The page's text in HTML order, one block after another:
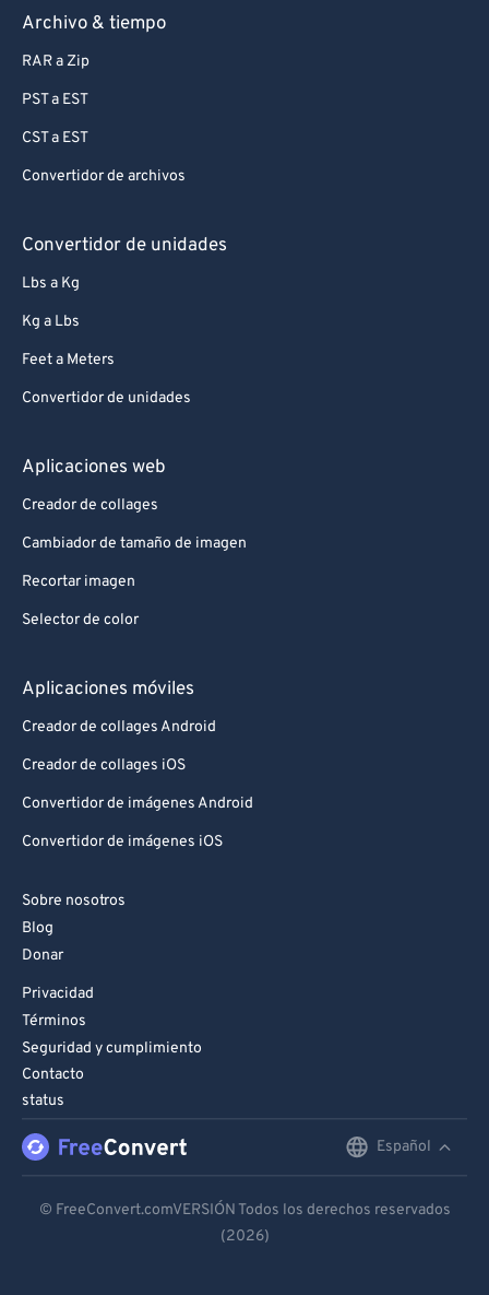
Archivo & tiempo
RAR a Zip
PST a EST
CST a EST
Convertidor de archivos
Convertidor de unidades
Lbs a Kg
Kg a Lbs
Feet a Meters
Convertidor de unidades
Aplicaciones web
Creador de collages
Cambiador de tamaño de imagen
Recortar imagen
Selector de color
Aplicaciones móviles
Creador de collages Android
Creador de collages iOS
Convertidor de imágenes Android
Convertidor de imágenes iOS
Sobre nosotros
Blog
Donar
Privacidad
Términos
Seguridad y cumplimiento
Contacto
status
Español
Español
© FreeConvert.comVERSIÓN Todos los derechos reservados
(2026)